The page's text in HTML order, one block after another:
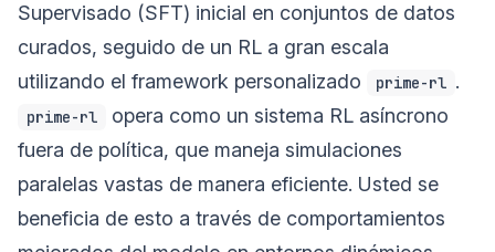
Supervisado (SFT) inicial en conjuntos de datos
curados, seguido de un RL a gran escala
utilizando el framework personalizado
prime-rl .
prime-rl
opera como un sistema RL asíncrono
fuera de política, que maneja simulaciones
paralelas vastas de manera eficiente. Usted se
beneficia de esto a través de comportamientos